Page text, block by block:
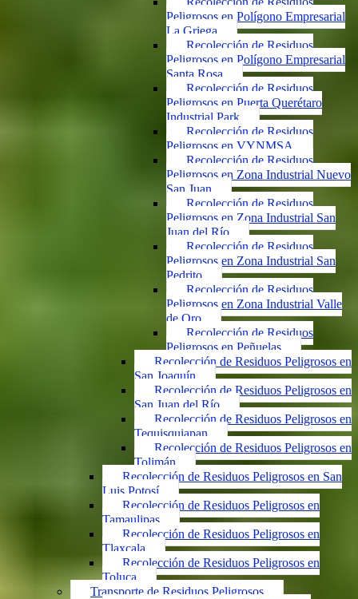
Peligrosos en Polígono Empresarial
La Griega
Recolección de Residuos
Peligrosos en Polígono Empresarial
Santa Rosa
Recolección de Residuos
Peligrosos en Puerta Querétaro
Industrial Park
Recolección de Residuos
Peligrosos en VYNMSA
Recolección de Residuos
Peligrosos en Zona Industrial Nuevo
San Juan
Recolección de Residuos
Peligrosos en Zona Industrial San
Juan del Río
Recolección de Residuos
Peligrosos en Zona Industrial San
Pedrito
Recolección de Residuos
Peligrosos en Zona Industrial Valle
de Oro
Recolección de Residuos
Peligrosos en Peñuelas
Recolección de Residuos Peligrosos en
San Joaquín
Recolección de Residuos Peligrosos en
San Juan del Río
Recolección de Residuos Peligrosos en
Tequisquiapan
Recolección de Residuos Peligrosos en
Tolimán
Recolección de Residuos Peligrosos en San
Luis Potosí
Recolección de Residuos Peligrosos en
Tamaulipas
Recolección de Residuos Peligrosos en
Tlaxcala
Recolección de Residuos Peligrosos en
Toluca
Transporte de Residuos Peligrosos